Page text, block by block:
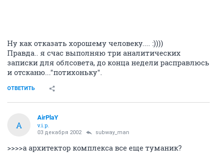
Ну как отказать хорошему человеку.... :))))
Правда.. я счас выполняю три аналитических
записки для облсовета, до конца недели расправлюсь
и отсканю..."потихоньку".
ОТВЕТИТЬ
A
AirPlaY
v.i.p.
03 декабря 2002 subway_man
>>>>а архитектор комплекса все еще туманик?